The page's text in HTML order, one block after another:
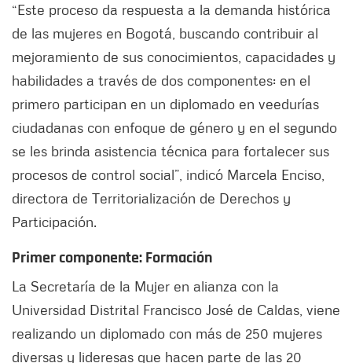
“Este proceso da respuesta a la demanda histórica
de las mujeres en Bogotá, buscando contribuir al
mejoramiento de sus conocimientos, capacidades y
habilidades a través de dos componentes: en el
primero participan en un diplomado en veedurías
ciudadanas con enfoque de género y en el segundo
se les brinda asistencia técnica para fortalecer sus
procesos de control social”, indicó Marcela Enciso,
directora de Territorialización de Derechos y
Participación.
Primer componente: Formación
La Secretaría de la Mujer en alianza con la
Universidad Distrital Francisco José de Caldas, viene
realizando un diplomado con más de 250 mujeres
diversas y lideresas que hacen parte de las 20